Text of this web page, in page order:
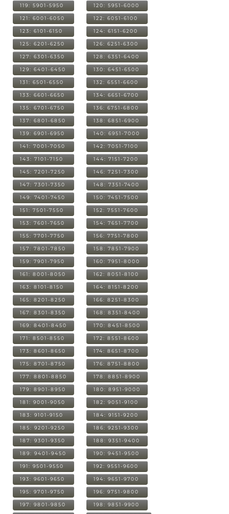
119: 5901-5950 120: 5951-6000
121: 6001-6050 122: 6051-6100
123: 6101-6150 124: 6151-6200
125: 6201-6250 126: 6251-6300
127: 6301-6350 128: 6351-6400
129: 6401-6450 130: 6451-6500
131: 6501-6550 132: 6551-6600
133: 6601-6650 134: 6651-6700
135: 6701-6750 136: 6751-6800
137: 6801-6850 138: 6851-6900
139: 6901-6950 140: 6951-7000
141: 7001-7050 142: 7051-7100
143: 7101-7150 144: 7151-7200
145: 7201-7250 146: 7251-7300
147: 7301-7350 148: 7351-7400
149: 7401-7450 150: 7451-7500
151: 7501-7550 152: 7551-7600
153: 7601-7650 154: 7651-7700
155: 7701-7750 156: 7751-7800
157: 7801-7850 158: 7851-7900
159: 7901-7950 160: 7951-8000
161: 8001-8050 162: 8051-8100
163: 8101-8150 164: 8151-8200
165: 8201-8250 166: 8251-8300
167: 8301-8350 168: 8351-8400
169: 8401-8450 170: 8451-8500
171: 8501-8550 172: 8551-8600
173: 8601-8650 174: 8651-8700
175: 8701-8750 176: 8751-8800
177: 8801-8850 178: 8851-8900
179: 8901-8950 180: 8951-9000
181: 9001-9050 182: 9051-9100
183: 9101-9150 184: 9151-9200
185: 9201-9250 186: 9251-9300
187: 9301-9350 188: 9351-9400
189: 9401-9450 190: 9451-9500
191: 9501-9550 192: 9551-9600
193: 9601-9650 194: 9651-9700
195: 9701-9750 196: 9751-9800
197: 9801-9850 198: 9851-9900